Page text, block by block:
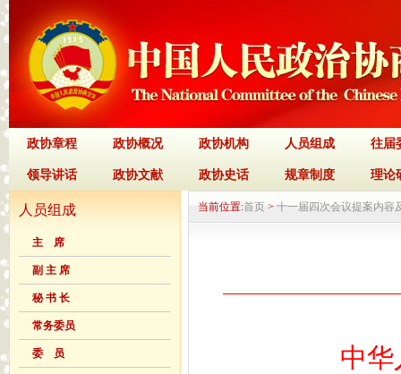
政协章程 政协概况 政协机构 人员组成 往届
领导讲话 政协文献 政协史话 规章制度 理论
人员组成
主 席
副 主 席
秘 书 长
常务委员
委 员
当前位置:首页 > 十一届四次会议提案内容
中